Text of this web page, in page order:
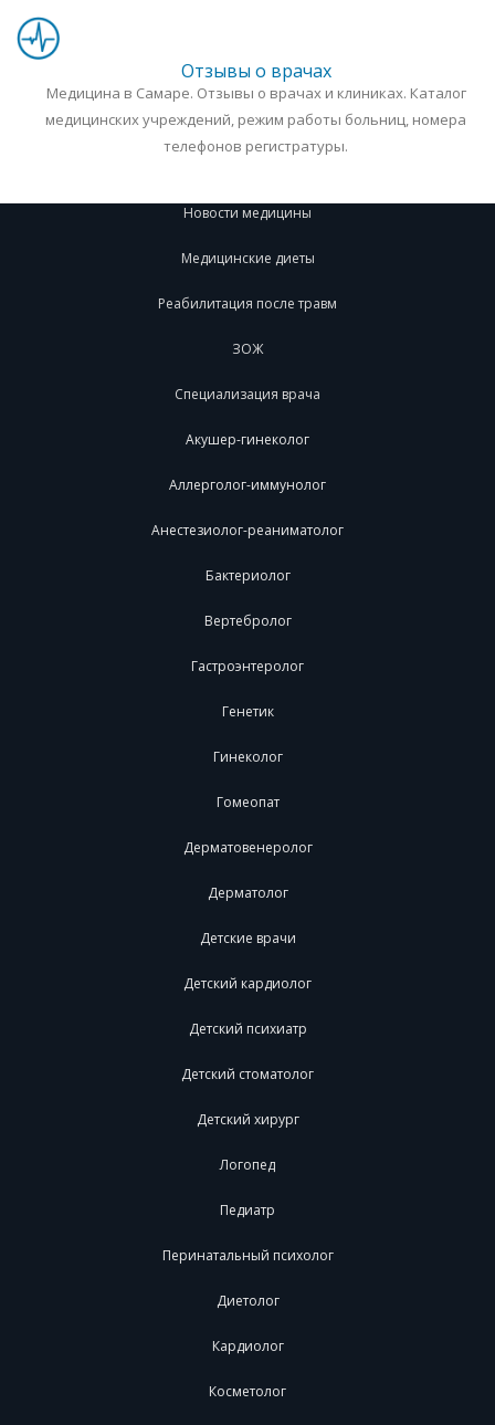
Отзывы о врачах
Медицина в Самаре. Отзывы о врачах и клиниках. Каталог
медицинских учреждений, режим работы больниц, номера
телефонов регистратуры.
Новости медицины
Медицинские диеты
Реабилитация после травм
ЗОЖ
Специализация врача
Акушер-гинеколог
Аллерголог-иммунолог
Анестезиолог-реаниматолог
Бактериолог
Вертебролог
Гастроэнтеролог
Генетик
Гинеколог
Гомеопат
Дерматовенеролог
Дерматолог
Детские врачи
Детский кардиолог
Детский психиатр
Детский стоматолог
Детский хирург
Логопед
Педиатр
Перинатальный психолог
Диетолог
Кардиолог
Косметолог